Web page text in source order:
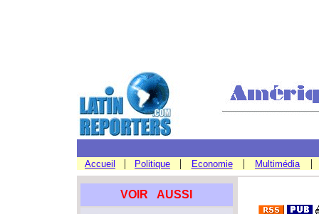
Accueil | Politique | Economie | Multimédia |
VOIR AUSSI